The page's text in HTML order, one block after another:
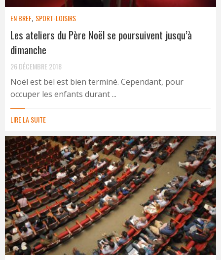
EN BREF, SPORT-LOISIRS
Les ateliers du Père Noël se poursuivent jusqu’à
dimanche
26 DÉCEMBRE 2018
Noël est bel est bien terminé. Cependant, pour
occuper les enfants durant ...
LIRE LA SUITE